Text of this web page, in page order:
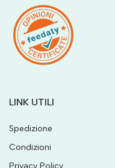
LINK UTILI
Spedizione
Condizioni
Privacy Policy